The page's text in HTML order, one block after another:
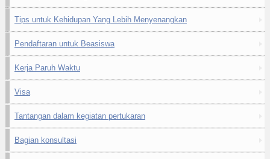
Tips untuk Kehidupan Yang Lebih Menyenangkan
Pendaftaran untuk Beasiswa
Kerja Paruh Waktu
Visa
Tantangan dalam kegiatan pertukaran
Bagian konsultasi